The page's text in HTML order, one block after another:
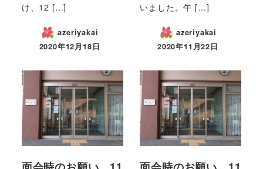
け、12 […]
azeriyakai
2020年12月18日
いました。午 […]
azeriyakai
2020年11月22日